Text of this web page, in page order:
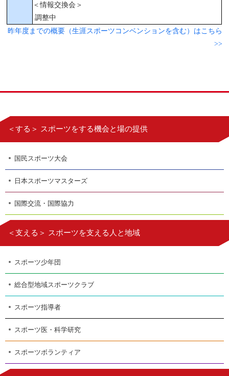
＜情報交換会＞
調整中
昨年度までの概要（生涯スポーツコンベンションを含む）はこちら
>>
＜する＞ スポーツをする機会と場の提供
国民スポーツ大会
日本スポーツマスターズ
国際交流・国際協力
＜支える＞ スポーツを支える人と地域
スポーツ少年団
総合型地域スポーツクラブ
スポーツ指導者
スポーツ医・科学研究
スポーツボランティア